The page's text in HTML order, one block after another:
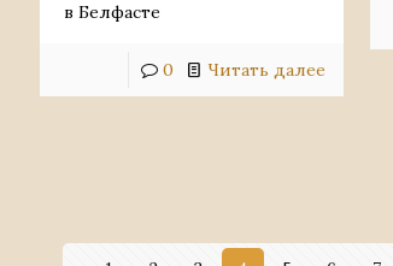
в Белфасте
0 Читать далее